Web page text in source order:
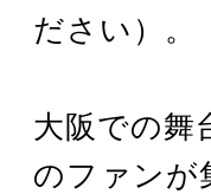
ださい）。
大阪での舞
のファンが